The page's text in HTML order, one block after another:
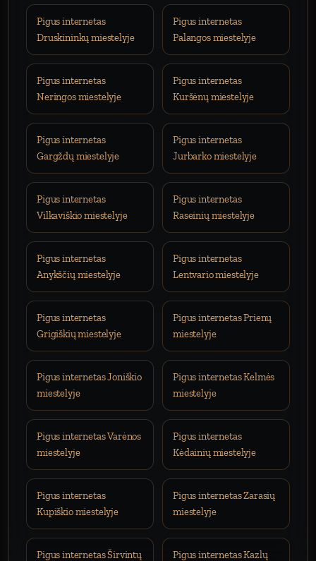
Pigus internetas
Druskininkų miestelyje
Pigus internetas
Palangos miestelyje
Pigus internetas
Neringos miestelyje
Pigus internetas
Kuršėnų miestelyje
Pigus internetas
Gargždų miestelyje
Pigus internetas
Jurbarko miestelyje
Pigus internetas
Vilkaviškio miestelyje
Pigus internetas
Raseinių miestelyje
Pigus internetas
Anykščių miestelyje
Pigus internetas
Lentvario miestelyje
Pigus internetas
Grigiškių miestelyje
Pigus internetas Prienų
miestelyje
Pigus internetas Joniškio
miestelyje
Pigus internetas Kelmės
miestelyje
Pigus internetas Varėnos
miestelyje
Pigus internetas
Kėdainių miestelyje
Pigus internetas
Kupiškio miestelyje
Pigus internetas Zarasių
miestelyje
Pigus internetas Širvintų Pigus internetas Kazlų